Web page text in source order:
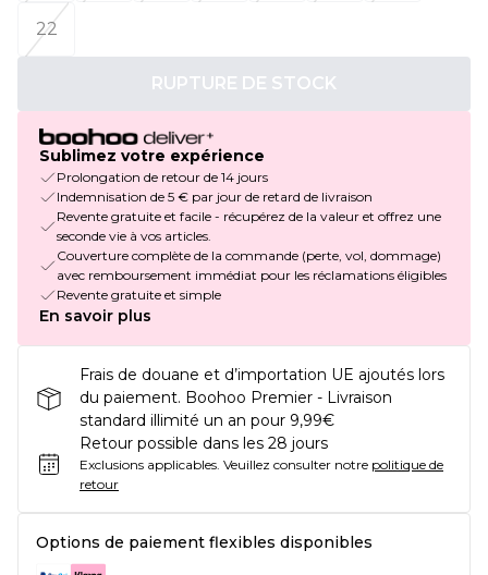
22
RUPTURE DE STOCK
Sublimez votre expérience
Prolongation de retour de 14 jours
Indemnisation de 5 € par jour de retard de livraison
Revente gratuite et facile - récupérez de la valeur et offrez une
seconde vie à vos articles.
Couverture complète de la commande (perte, vol, dommage)
avec remboursement immédiat pour les réclamations éligibles
Revente gratuite et simple
En savoir plus
Frais de douane et d’importation UE ajoutés lors
du paiement. Boohoo Premier - Livraison
standard illimité un an pour 9,99€
Retour possible dans les 28 jours
Exclusions applicables. Veuillez consulter notre politique de
retour
Options de paiement flexibles disponibles